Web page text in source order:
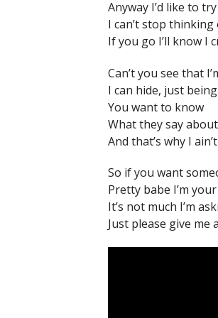
Anyway I’d like to try
I can’t stop thinking
If you go I’ll know I
Can’t you see that
I can hide, just
You want to know
What they say
And that’s why I
So if you want
Pretty babe I’m
It’s not much I’m
Just please give me